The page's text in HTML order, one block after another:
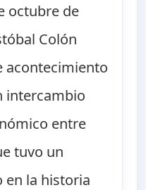
octubre de
Colón
acontecimiento
intercambio
entre
tuvo un
en la historia